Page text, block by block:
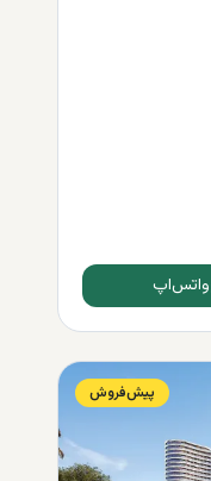
واتس‌اپ
پیش‌فروش